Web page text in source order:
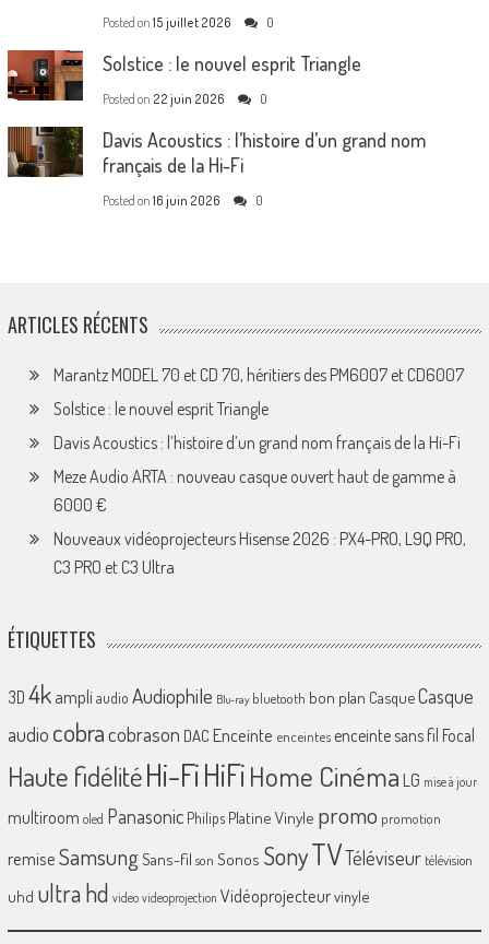
Posted on 15 juillet 2026 0
Solstice : le nouvel esprit Triangle
Posted on 22 juin 2026 0
Davis Acoustics : l’histoire d’un grand nom
français de la Hi-Fi
Posted on 16 juin 2026 0
ARTICLES RÉCENTS
Marantz MODEL 70 et CD 70, héritiers des PM6007 et CD6007
Solstice : le nouvel esprit Triangle
Davis Acoustics : l’histoire d’un grand nom français de la Hi-Fi
Meze Audio ARTA : nouveau casque ouvert haut de gamme à
6000 €
Nouveaux vidéoprojecteurs Hisense 2026 : PX4-PRO, L9Q PRO,
C3 PRO et C3 Ultra
ÉTIQUETTES
3D 4k ampliaudio Audiophile Blu-ray bluetooth bon plan CasqueCasque
audio cobracobrason DAC Enceinte enceintes enceinte sans fil Focal
Haute fidélitéHi-FiHiFiHome Cinéma LG mise à jour
multiroom oled Panasonic Philips Platine Vinyle promo promotion
remiseSamsungSans-fil son Sonos SonyTVTéléviseur télévision
uhd ultra hd video videoprojection Vidéoprojecteurvinyle